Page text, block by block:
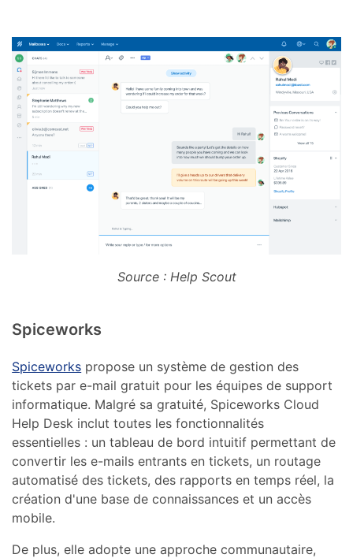
Source : Help Scout
Spiceworks
Spiceworks propose un système de gestion des
tickets par e-mail gratuit pour les équipes de support
informatique. Malgré sa gratuité, Spiceworks Cloud
Help Desk inclut toutes les fonctionnalités
essentielles : un tableau de bord intuitif permettant de
convertir les e-mails entrants en tickets, un routage
automatisé des tickets, des rapports en temps réel, la
création d'une base de connaissances et un accès
mobile.
De plus, elle adopte une approche communautaire,